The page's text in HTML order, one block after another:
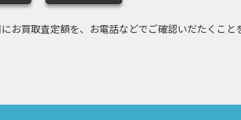
買取査定額を、お電話などでご確認いだたくこと